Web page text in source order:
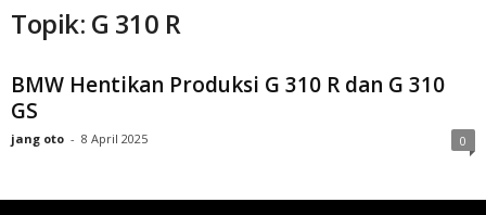
Topik: G 310 R
BMW Hentikan Produksi G 310 R dan G 310
GS
jang oto - 8 April 2025 0